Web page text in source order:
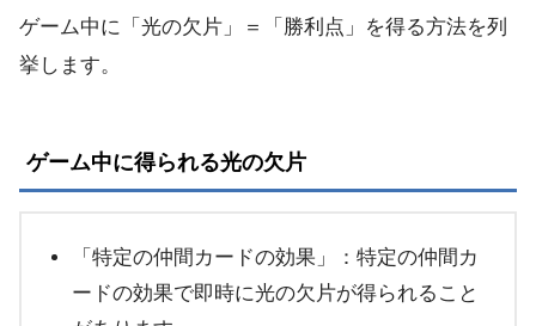
ゲーム中に「光の欠片」＝「勝利点」を得る方法を列
挙します。
ゲーム中に得られる光の欠片
「特定の仲間カードの効果」： 特定の仲間カ
ードの効果で即時に光の欠片が得られること